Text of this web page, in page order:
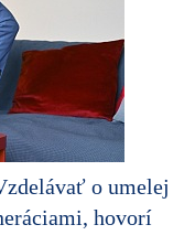
o umelej
hovorí